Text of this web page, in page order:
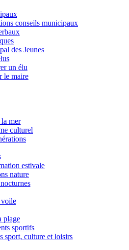
conseils municipaux
des Jeunes
un élu
le maire
la mer
culturel
estivale
nature
voile
plage
sportifs
sport, culture et loisirs